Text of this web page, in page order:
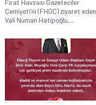
Fırat Havzası Gazeteciler
Cemiyeti’ni (FHGC) ziyaret eden
Vali Numan Hatipoğlu,...